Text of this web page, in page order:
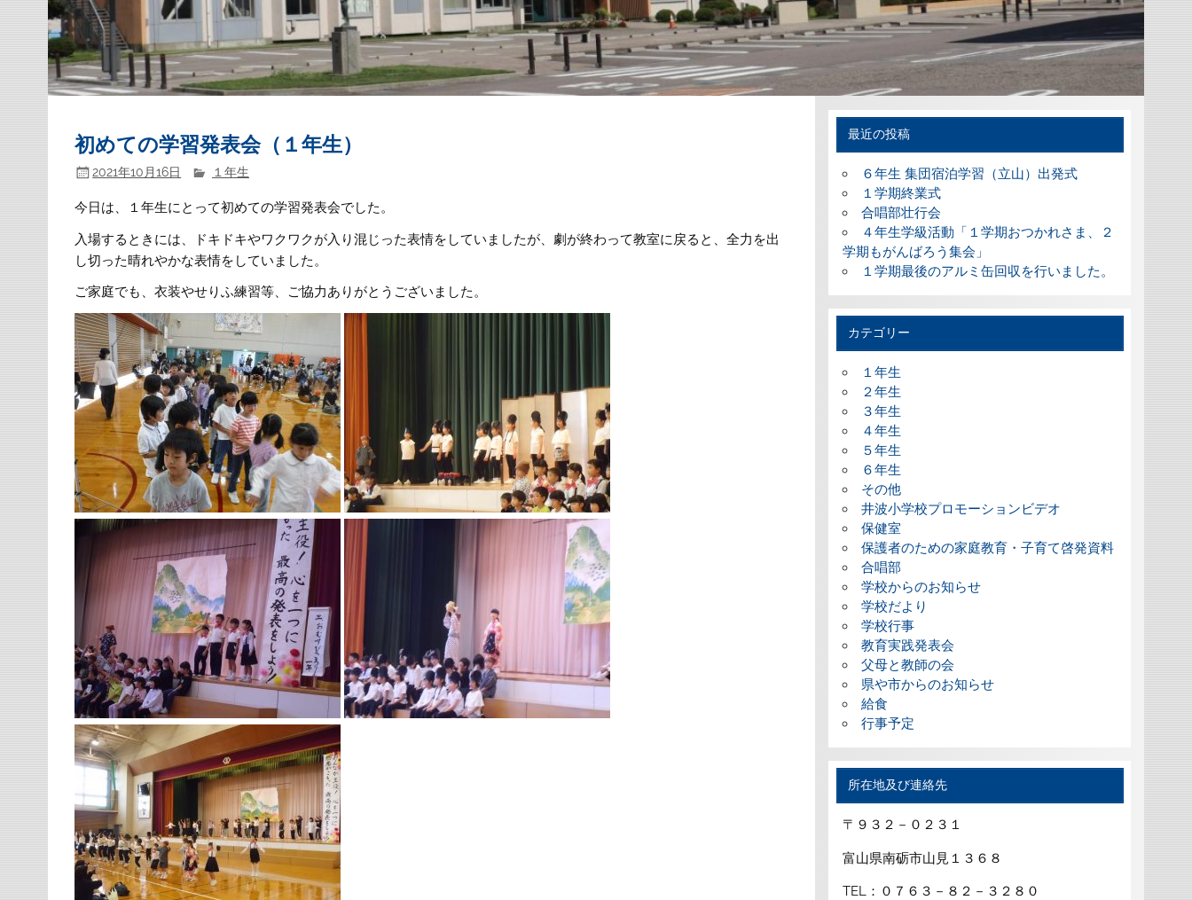
初めての学習発表会（１年生）
2021年10月16日 １年生
今日は、１年生にとって初めての学習発表会でした。
入場するときには、ドキドキやワクワクが入り混じった表情をしていましたが、劇が終わって教室に戻ると、全力を出
し切った晴れやかな表情をしていました。
ご家庭でも、衣装やせりふ練習等、ご協力ありがとうございました。
最近の投稿
６年生 集団宿泊学習（立山）出発式
１学期終業式
合唱部壮行会
４年生学級活動「１学期おつかれさま、２
学期もがんばろう集会」
１学期最後のアルミ缶回収を行いました。
カテゴリー
１年生
２年生
３年生
４年生
５年生
６年生
その他
井波小学校プロモーションビデオ
保健室
保護者のための家庭教育・子育て啓発資料
合唱部
学校からのお知らせ
学校だより
学校行事
教育実践発表会
父母と教師の会
県や市からのお知らせ
給食
行事予定
所在地及び連絡先
〒９３２－０２３１
富山県南砺市山見１３６８
TEL：０７６３－８２－３２８０